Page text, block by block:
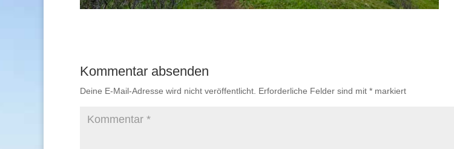
Kommentar absenden
Deine E-Mail-Adresse wird nicht veröffentlicht. Erforderliche Felder sind mit * markiert